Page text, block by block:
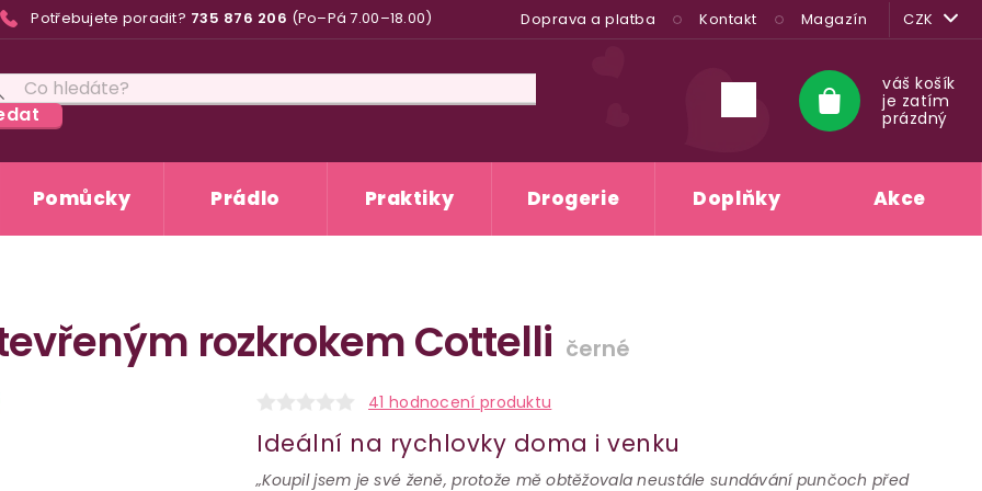
Potřebujete poradit? 735 876 206 (Po–Pá 7.00–18.00) Doprava a platba Kontakt Magazín CZK
Nákupní
košík
váš košík
je zatím
prázdný
Pomůcky Prádlo Praktiky Drogerie Doplňky Akce
rozkrokem Cottelli černé
41 hodnocení produktu
Ideální na rychlovky doma i venku
„Koupil jsem je své ženě, protože mě obtěžovala neustále sundávání punčoch před